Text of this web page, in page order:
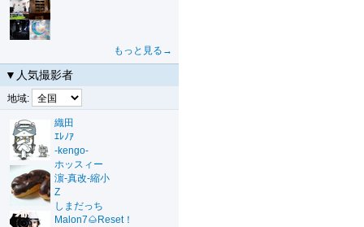
もっと見る→
▼人気撮影者
地域:
織田
ｴﾚﾉｱ
-kengo-
ホッスィー
濵-真改-縮小
Z
しまだっち
Malon7🌰Reset！